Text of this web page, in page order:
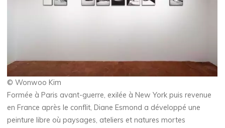
© Wonwoo Kim
Formée à Paris avant-guerre, exilée à New York puis revenue
en France après le conflit, Diane Esmond a développé une
peinture libre où paysages, ateliers et natures mortes